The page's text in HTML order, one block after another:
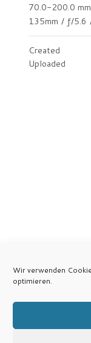
Wir verwenden
optimieren.
70.0-200.0
135mm / ƒ/5.6
Created
Uploaded